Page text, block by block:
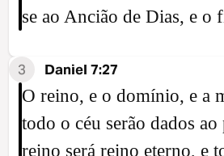
se ao Ancião de Dias, e o
3 Daniel 7:27
O reino, e o domínio, e a
todo o céu serão dados
reino será reino eterno, e